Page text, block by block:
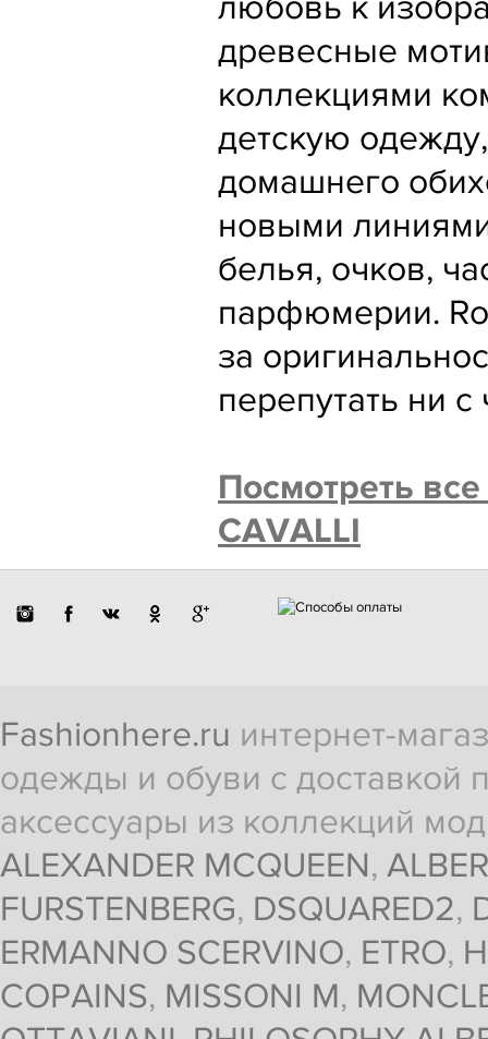
древесные
коллекциями
детскую
домашнего
новыми
белья, очков,
парфюмерии.
за
перепутать ни
Посмотреть
CAVALLI
Fashionhere.ru интернет-
одежды и обуви с доставкой
аксессуары из коллекций
ALEXANDER MCQUEEN,
FURSTENBERG, DSQUARED2,
ERMANNO SCERVINO, ETRO,
COPAINS, MISSONI M,